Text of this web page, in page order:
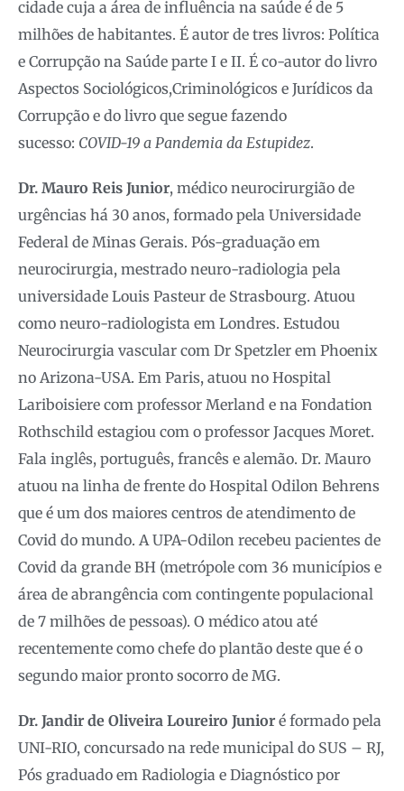
cidade cuja a área de influência na saúde é de 5
milhões de habitantes. É autor de tres livros: Política
e Corrupção na Saúde parte I e II. É co-autor do livro
Aspectos Sociológicos,Criminológicos e Jurídicos da
Corrupção e do livro que segue fazendo
sucesso: COVID-19 a Pandemia da Estupidez.
Dr. Mauro Reis Junior, médico neurocirurgião de
urgências há 30 anos, formado pela Universidade
Federal de Minas Gerais. Pós-graduação em
neurocirurgia, mestrado neuro-radiologia pela
universidade Louis Pasteur de Strasbourg. Atuou
como neuro-radiologista em Londres. Estudou
Neurocirurgia vascular com Dr Spetzler em Phoenix
no Arizona-USA. Em Paris, atuou no Hospital
Lariboisiere com professor Merland e na Fondation
Rothschild estagiou com o professor Jacques Moret.
Fala inglês, português, francês e alemão. Dr. Mauro
atuou na linha de frente do Hospital Odilon Behrens
que é um dos maiores centros de atendimento de
Covid do mundo. A UPA-Odilon recebeu pacientes de
Covid da grande BH (metrópole com 36 municípios e
área de abrangência com contingente populacional
de 7 milhões de pessoas). O médico atou até
recentemente como chefe do plantão deste que é o
segundo maior pronto socorro de MG.
Dr. Jandir de Oliveira Loureiro Junior é formado pela
UNI-RIO, concursado na rede municipal do SUS – RJ,
Pós graduado em Radiologia e Diagnóstico por